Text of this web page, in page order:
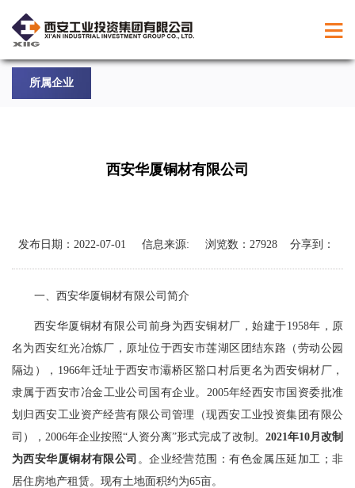
所属企业
西安华厦铜材有限公司
发布日期： 2022-07-01 信息来源: 浏览数： 27928分享到：
一、西安华厦铜材有限公司简介
西安华厦铜材有限公司前身为西安铜材厂，始建于1958年，原
名为西安红光冶炼厂，原址位于西安市莲湖区团结东路（劳动公园
隔边），1966年迁址于西安市灞桥区豁口村后更名为西安铜材厂，
隶属于西安市冶金工业公司国有企业。2005年经西安市国资委批准
划归西安工业资产经营有限公司管理（现西安工业投资集团有限公
司），2006年企业按照“人资分离”形式完成了改制。 2021年10月改制
为西安华厦铜材有限公司 。企业经营范围：有色金属压延加工；非
居住房地产租赁。现有土地面积约为65亩。